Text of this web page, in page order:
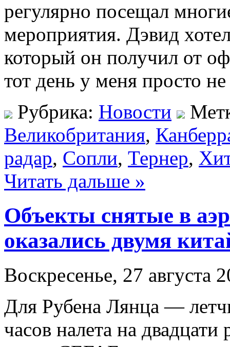
регулярно посещал
мероприятия. Дэвид
который он получил от
тот день у меня просто
Рубрика: Новости
Великобритания,
радар, Сопли, Тернер,
Читать дальше »
Объекты снятые в
оказались двумя
Воскресенье, 27 августа
Для Рубена Лянца —
часов налета на